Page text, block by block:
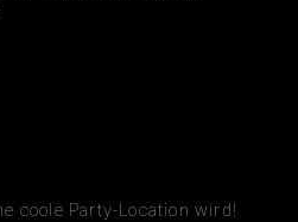
coole Party-Location wird!